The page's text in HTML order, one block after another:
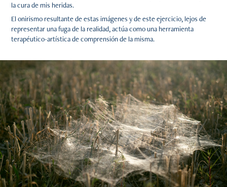
la cura de mis heridas.
El onirismo resultante de estas imágenes y de este ejercicio, lejos de
representar una fuga de la realidad, actúa como una herramienta
terapéutico-artística de comprensión de la misma.